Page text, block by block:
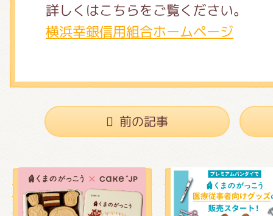
詳しくはこちらをご覧ください。
横浜幸銀信用組合ホームページ
前の記事